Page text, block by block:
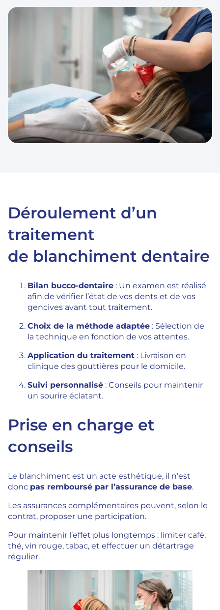
Déroulement d’un
traitement
de blanchiment dentaire
Bilan bucco-dentaire : Un examen est réalisé
afin de vérifier l’état de vos dents et de vos
gencives avant tout traitement.
Choix de la méthode adaptée : Sélection de
la technique en fonction de vos attentes.
Application du traitement : Livraison en
clinique des gouttières pour le domicile.
Suivi personnalisé : Conseils pour maintenir
un sourire éclatant.
Prise en charge et
conseils
Le blanchiment est un acte esthétique, il n’est
donc pas remboursé par l’assurance de base.
Les assurances complémentaires peuvent, selon le
contrat, proposer une participation.
Pour maintenir l’effet plus longtemps : limiter café,
thé, vin rouge, tabac, et effectuer un détartrage
régulier.